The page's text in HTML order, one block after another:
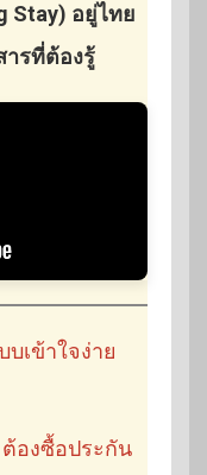
Stay) อยู่ไทย
ารที่ต้องรู้
เข้าใจง่าย
องซื้อประกัน